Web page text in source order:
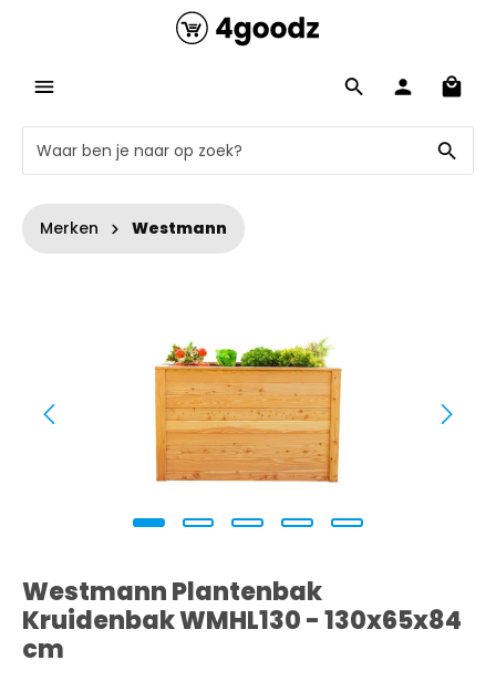
Merken Westmann
Westmann Plantenbak
Kruidenbak WMHL130 - 130x65x84
cm